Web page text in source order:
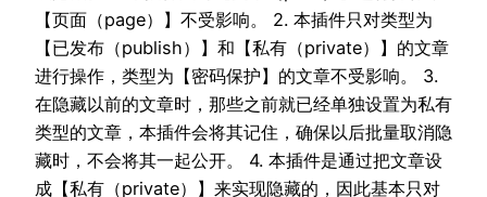
【页面（page）】不受影响。 2. 本插件只对类型为
【已发布（publish）】和【私有（private）】的文章
进行操作，类型为【密码保护】的文章不受影响。 3.
在隐藏以前的文章时，那些之前就已经单独设置为私有
类型的文章，本插件会将其记住，确保以后批量取消隐
藏时，不会将其一起公开。 4. 本插件是通过把文章设
成【私有（private）】来实现隐藏的，因此基本只对